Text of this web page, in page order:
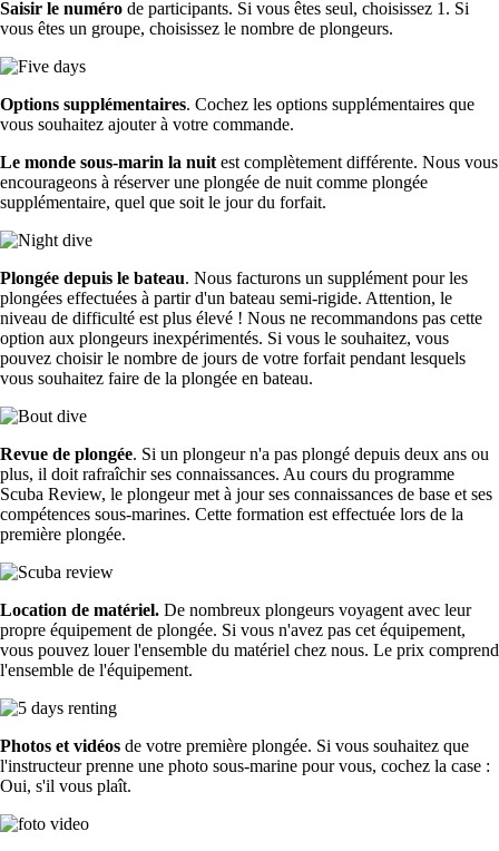
Saisir le numéro de participants. Si vous êtes seul, choisissez 1. Si
vous êtes un groupe, choisissez le nombre de plongeurs.
Options supplémentaires. Cochez les options supplémentaires que
vous souhaitez ajouter à votre commande.
Le monde sous-marin la nuit est complètement différente. Nous vous
encourageons à réserver une plongée de nuit comme plongée
supplémentaire, quel que soit le jour du forfait.
Plongée depuis le bateau. Nous facturons un supplément pour les
plongées effectuées à partir d'un bateau semi-rigide. Attention, le
niveau de difficulté est plus élevé ! Nous ne recommandons pas cette
option aux plongeurs inexpérimentés. Si vous le souhaitez, vous
pouvez choisir le nombre de jours de votre forfait pendant lesquels
vous souhaitez faire de la plongée en bateau.
Revue de plongée. Si un plongeur n'a pas plongé depuis deux ans ou
plus, il doit rafraîchir ses connaissances. Au cours du programme
Scuba Review, le plongeur met à jour ses connaissances de base et ses
compétences sous-marines. Cette formation est effectuée lors de la
première plongée.
Location de matériel. De nombreux plongeurs voyagent avec leur
propre équipement de plongée. Si vous n'avez pas cet équipement,
vous pouvez louer l'ensemble du matériel chez nous. Le prix comprend
l'ensemble de l'équipement.
Photos et vidéos de votre première plongée. Si vous souhaitez que
l'instructeur prenne une photo sous-marine pour vous, cochez la case :
Oui, s'il vous plaît.